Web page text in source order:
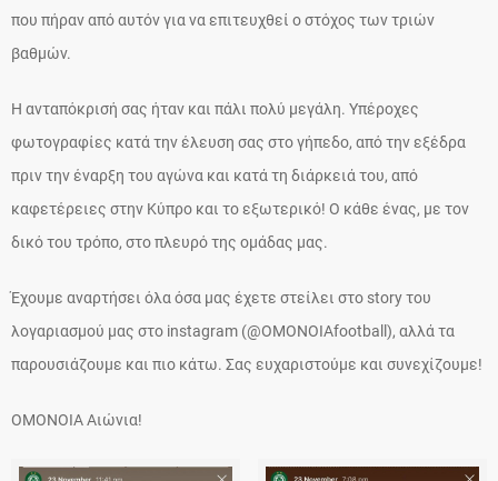
που πήραν από αυτόν για να επιτευχθεί ο στόχος των τριών
βαθμών.
Η ανταπόκρισή σας ήταν και πάλι πολύ μεγάλη. Υπέροχες
φωτογραφίες κατά την έλευση σας στο γήπεδο, από την εξέδρα
πριν την έναρξη του αγώνα και κατά τη διάρκειά του, από
καφετέρειες στην Κύπρο και το εξωτερικό! Ο κάθε ένας, με τον
δικό του τρόπο, στο πλευρό της ομάδας μας.
Έχουμε αναρτήσει όλα όσα μας έχετε στείλει στο story του
λογαριασμού μας στο instagram (@OMONOIAfootball), αλλά τα
παρουσιάζουμε και πιο κάτω. Σας ευχαριστούμε και συνεχίζουμε!
ΟΜΟΝΟΙΑ Αιώνια!